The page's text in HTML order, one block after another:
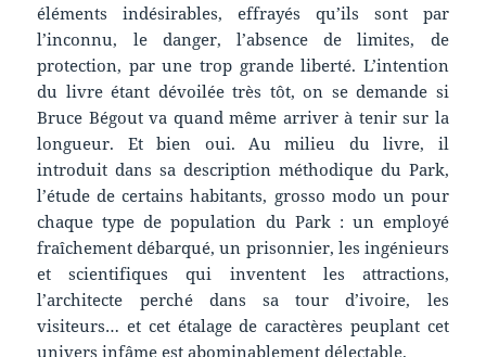
éléments indésirables, effrayés qu’ils sont par
l’inconnu, le danger, l’absence de limites, de
protection, par une trop grande liberté. L’intention
du livre étant dévoilée très tôt, on se demande si
Bruce Bégout va quand même arriver à tenir sur la
longueur. Et bien oui. Au milieu du livre, il
introduit dans sa description méthodique du Park,
l’étude de certains habitants, grosso modo un pour
chaque type de population du Park : un employé
fraîchement débarqué, un prisonnier, les ingénieurs
et scientifiques qui inventent les attractions,
l’architecte perché dans sa tour d’ivoire, les
visiteurs… et cet étalage de caractères peuplant cet
univers infâme est abominablement délectable.